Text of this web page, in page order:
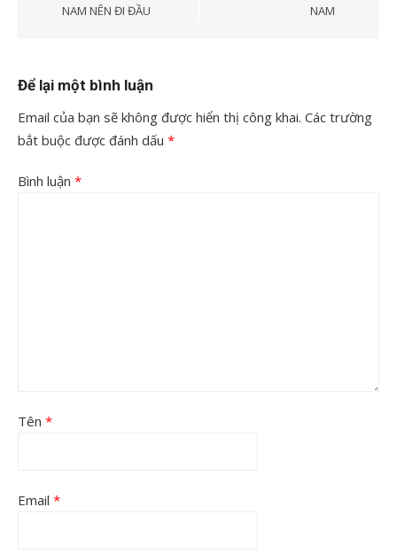
NAM NÊN ĐI ĐẦU
NAM
Để lại một bình luận
Email của bạn sẽ không được hiển thị công khai. Các trường
bắt buộc được đánh dấu *
Bình luận *
Tên *
Email *